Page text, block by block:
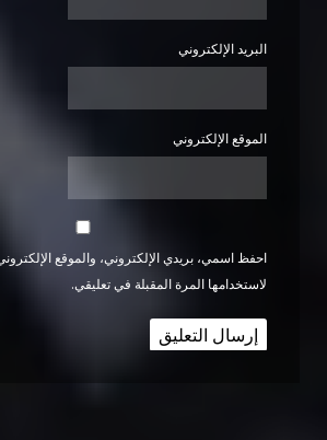
البريد الإلكتروني
الموقع الإلكتروني
احفظ اسمي، بريدي الإلكتروني، والموقع
لاستخدامها المرة المقبلة في تعليقي.